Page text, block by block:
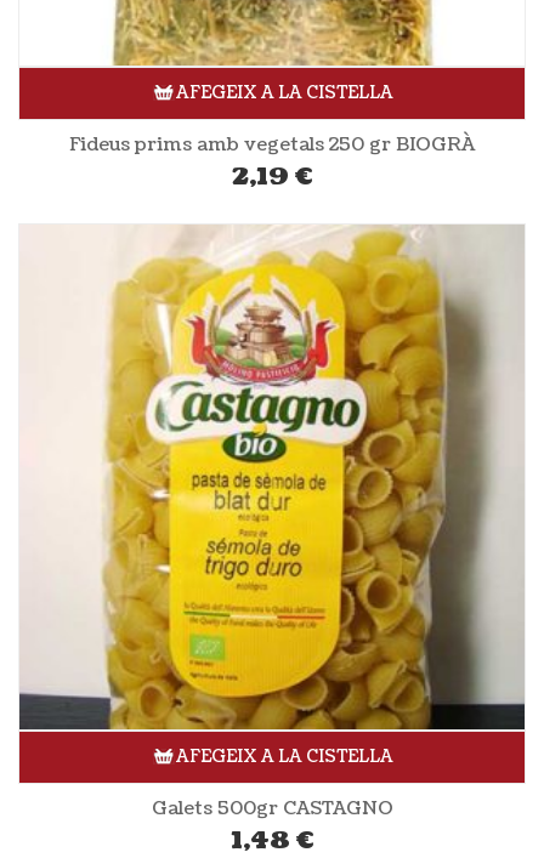
AFEGEIX A LA CISTELLA
Fideus prims amb vegetals 250 gr BIOGRÀ
2,19 €
AFEGEIX A LA CISTELLA
Galets 500gr CASTAGNO
1,48 €